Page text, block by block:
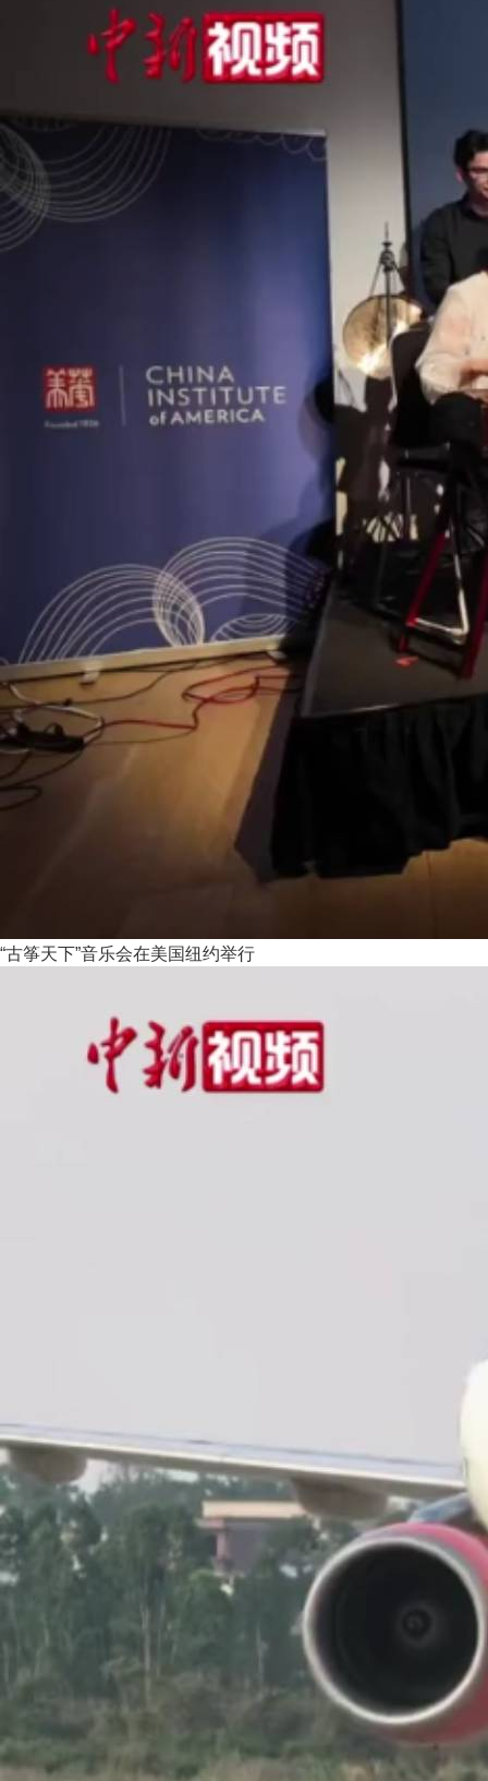
“古筝天下”音乐会在美国纽约举行